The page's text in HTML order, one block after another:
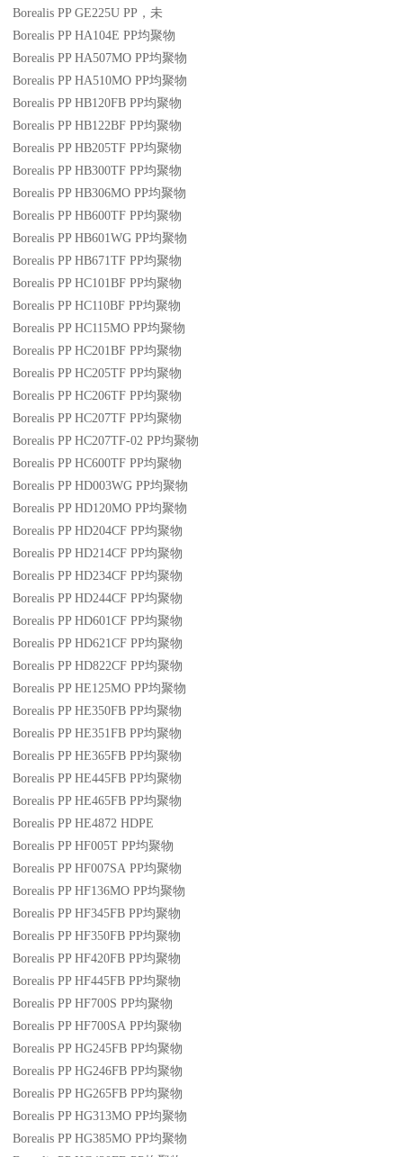
Borealis PP GE225U PP ，未
Borealis PP HA104E PP均聚物
Borealis PP HA507MO PP均聚物
Borealis PP HA510MO PP均聚物
Borealis PP HB120FB PP均聚物
Borealis PP HB122BF PP均聚物
Borealis PP HB205TF PP均聚物
Borealis PP HB300TF PP均聚物
Borealis PP HB306MO PP均聚物
Borealis PP HB600TF PP均聚物
Borealis PP HB601WG PP均聚物
Borealis PP HB671TF PP均聚物
Borealis PP HC101BF PP均聚物
Borealis PP HC110BF PP均聚物
Borealis PP HC115MO PP均聚物
Borealis PP HC201BF PP均聚物
Borealis PP HC205TF PP均聚物
Borealis PP HC206TF PP均聚物
Borealis PP HC207TF PP均聚物
Borealis PP HC207TF-02 PP均聚物
Borealis PP HC600TF PP均聚物
Borealis PP HD003WG PP均聚物
Borealis PP HD120MO PP均聚物
Borealis PP HD204CF PP均聚物
Borealis PP HD214CF PP均聚物
Borealis PP HD234CF PP均聚物
Borealis PP HD244CF PP均聚物
Borealis PP HD601CF PP均聚物
Borealis PP HD621CF PP均聚物
Borealis PP HD822CF PP均聚物
Borealis PP HE125MO PP均聚物
Borealis PP HE350FB PP均聚物
Borealis PP HE351FB PP均聚物
Borealis PP HE365FB PP均聚物
Borealis PP HE445FB PP均聚物
Borealis PP HE465FB PP均聚物
Borealis PP HE4872 HDPE
Borealis PP HF005T PP均聚物
Borealis PP HF007SA PP均聚物
Borealis PP HF136MO PP均聚物
Borealis PP HF345FB PP均聚物
Borealis PP HF350FB PP均聚物
Borealis PP HF420FB PP均聚物
Borealis PP HF445FB PP均聚物
Borealis PP HF700S PP均聚物
Borealis PP HF700SA PP均聚物
Borealis PP HG245FB PP均聚物
Borealis PP HG246FB PP均聚物
Borealis PP HG265FB PP均聚物
Borealis PP HG313MO PP均聚物
Borealis PP HG385MO PP均聚物